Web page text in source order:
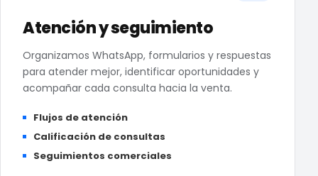
Atención y seguimiento
Organizamos WhatsApp, formularios y respuestas
para atender mejor, identificar oportunidades y
acompañar cada consulta hacia la venta.
Flujos de atención
Calificación de consultas
Seguimientos comerciales